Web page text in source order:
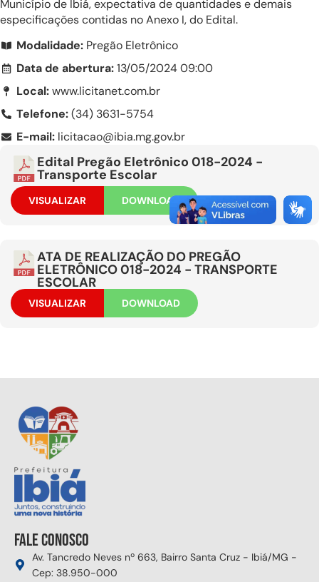
Município de Ibiá, expectativa de quantidades e demais
especificações contidas no Anexo I, do Edital.
Modalidade:Pregão Eletrônico
Data de abertura:13/05/2024 09:00
Local:www.licitanet.com.br
Telefone:(34) 3631-5754
E-mail: licitacao@ibia.mg.gov.br
Edital Pregão Eletrônico 018-2024 -
Transporte Escolar
VISUALIZAR DOWNLOAD
ATA DE REALIZAÇÃO DO PREGÃO
ELETRÔNICO 018-2024 - TRANSPORTE
ESCOLAR
VISUALIZAR DOWNLOAD
Fale conosco
Av. Tancredo Neves nº 663, Bairro Santa Cruz - Ibiá/MG -
Cep: 38.950-000